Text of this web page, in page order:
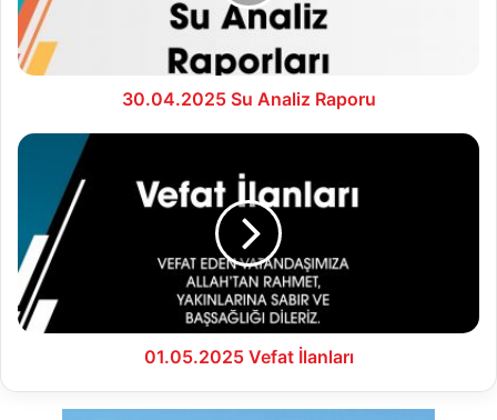
30.04.2025 Su Analiz Raporu
01.05.2025
01.05.2025 Vefat İlanları